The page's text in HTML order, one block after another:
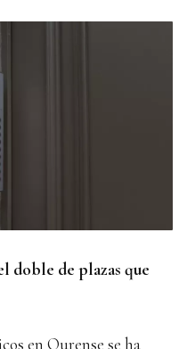
doble de plazas que
en Ourense se ha